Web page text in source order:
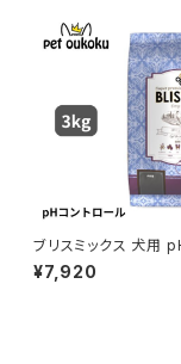
ブリスミックス 犬用
ール グレインフリーチ
3kg
¥7,920